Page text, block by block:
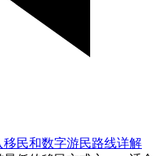
民和数字游民路线详解